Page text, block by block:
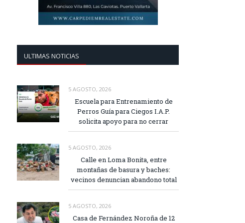
ULTIMAS NOTICIAS
5 AGOSTO, 2026
Escuela para Entrenamiento de
Perros Guía para Ciegos I.A.P.
solicita apoyo para no cerrar
5 AGOSTO, 2026
Calle en Loma Bonita, entre
montañas de basura y baches:
vecinos denuncian abandono total
5 AGOSTO, 2026
Casa de Fernández Noroña de 12